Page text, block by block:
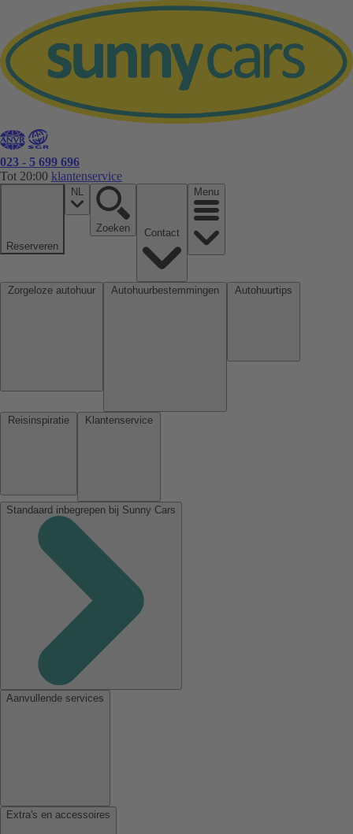
023 - 5 699 696
Tot 20:00 klantenservice
Reserveren
NL
Zoeken
Menu
Standaard inbegrepen bij Sunny Cars
Aanvullende services
Extra's en accessoires